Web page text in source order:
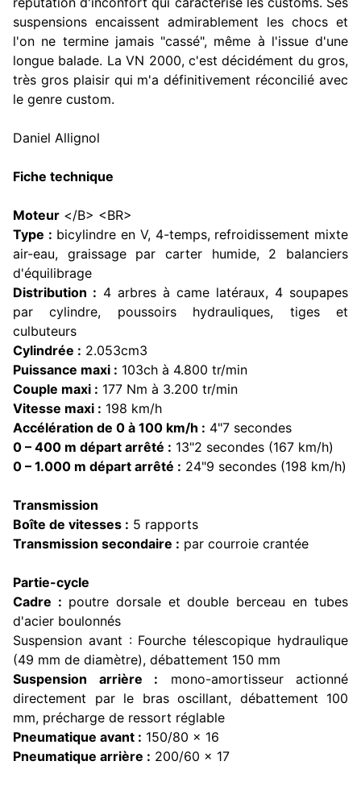
suspensions encaissent admirablement les chocs et
l'on ne termine jamais "cassé", même à l'issue d'une
longue balade. La VN 2000, c'est décidément du gros,
très gros plaisir qui m'a définitivement réconcilié avec
le genre custom.
Daniel Allignol
Fiche technique
Moteur </B> <BR>
Type : bicylindre en V, 4-temps, refroidissement mixte
air-eau, graissage par carter humide, 2 balanciers
d'équilibrage
Distribution : 4 arbres à came latéraux, 4 soupapes
par cylindre, poussoirs hydrauliques, tiges et
culbuteurs
Cylindrée : 2.053cm3
Puissance maxi : 103ch à 4.800 tr/min
Couple maxi : 177 Nm à 3.200 tr/min
Vitesse maxi : 198 km/h
Accélération de 0 à 100 km/h : 4"7 secondes
0 – 400 m départ arrêté : 13"2 secondes (167 km/h)
0 – 1.000 m départ arrêté : 24"9 secondes (198 km/h)
Transmission
Boîte de vitesses : 5 rapports
Transmission secondaire : par courroie crantée
Partie-cycle
Cadre : poutre dorsale et double berceau en tubes
d'acier boulonnés
Suspension avant : Fourche télescopique hydraulique
(49 mm de diamètre), débattement 150 mm
Suspension arrière : mono-amortisseur actionné
directement par le bras oscillant, débattement 100
mm, précharge de ressort réglable
Pneumatique avant : 150/80 x 16
Pneumatique arrière : 200/60 x 17